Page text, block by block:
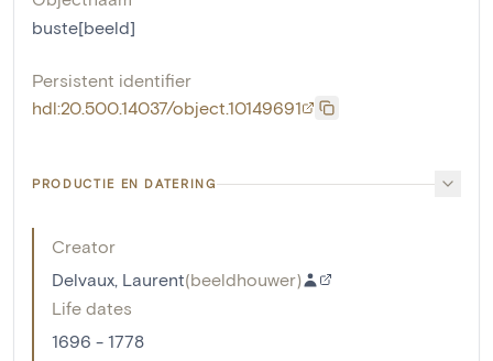
buste[beeld]
Persistent identifier
hdl:20.500.14037/object.10149691
PRODUCTIE EN DATERING
Creator
Delvaux, Laurent(beeldhouwer)
Life dates
1696 - 1778